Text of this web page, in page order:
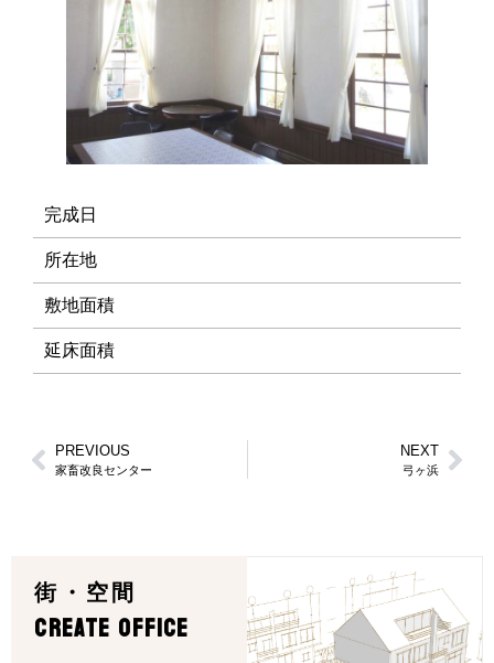
完成日
所在地
敷地面積
延床面積
PREVIOUS
家畜改良センター
NEXT
弓ヶ浜
街・空間
CREATE OFFICE